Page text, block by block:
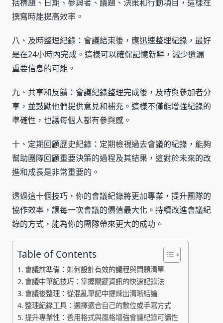
括標題、日期、參與者、議題、決策和行動項目，這樣在
撰寫時能提高效率。
八、及時整理紀錄：會議結束後，應迅速整理紀錄，最好
是在24小時內完成。這樣可以確保記憶新鮮，減少遺漏
重要信息的可能。
九、共享和反饋：會議紀錄整理完成後，及時與參加者分
享，並鼓勵他們提供意見和補充。這樣不僅能增強紀錄的
準確性，也讓每個人都有參與感。
十、定期回顧歷史紀錄：定期檢視過去會議的紀錄，能夠
幫助團隊回顧重要決策的過程及其結果，這對於未來的改
進和成長是非常重要的。
透過這十個技巧，你的會議紀錄將更加專業，提升團隊的
協作效率，讓每一次會議的價值最大化。持續改進會議紀
錄的方式，能為你的團隊帶來更大的成功。
Table of Contents
會議前準備：如何設計有效的議程與問題清單
會議中筆記技巧：掌握關鍵資訊的快速記錄法
會議後整理：從混亂筆記中提煉出清晰結論
整理紀錄工具：選擇適合自己的數位或手寫方式
提升專業性：善用格式與風格增強會議紀錄可讀性